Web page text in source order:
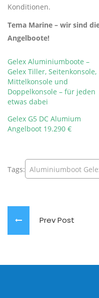
Konditionen.
Tema Marine – wir sind
Angelboote!
Gelex Aluminiumboote –
Gelex Tiller, Seitenkonsole,
Mittelkonsole und
Doppelkonsole – für jeden
etwas dabei
Gelex G5 DC Alumium
Angelboot 19.290 €
Tags: Aluminiumboot
Prev Post